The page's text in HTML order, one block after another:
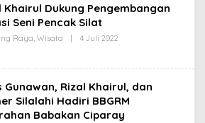
R
E
I
Khairul Dukung Pengembangan
Seni Pencak Silat
Raya, Wisata 4 Juli 2022
H
E
D
A
K
Gunawan, Rizal Khairul, dan
Silalahi Hadiri BBGRM
Babakan Ciparay